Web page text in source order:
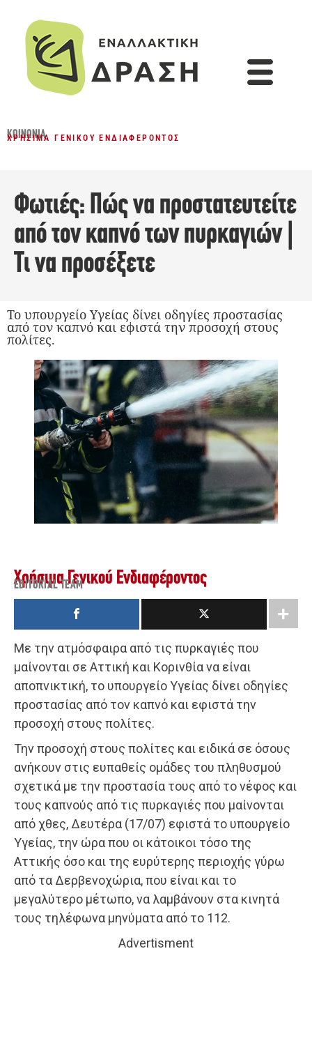
ΚΟΙΝΩΝΊΑ
ΧΡΉΣΙΜΑ ΓΕΝΙΚΟΎ ΕΝΔΙΑΦΈΡΟΝΤΟΣ
Φωτιές: Πώς να προστατευτείτε
από τον καπνό των πυρκαγιών |
Τι να προσέξετε
Το υπουργείο Υγείας δίνει οδηγίες προστασίας
από τον καπνό και εφιστά την προσοχή στους
πολίτες.
Χρήσιμα Γενικού Ενδιαφέροντος
EDITORIAL TEAM
Με την ατμόσφαιρα από τις πυρκαγιές που
μαίνονται σε Αττική και Κορινθία να είναι
αποπνικτική, το υπουργείο Υγείας δίνει οδηγίες
προστασίας από τον καπνό και εφιστά την
προσοχή στους πολίτες.
Την προσοχή στους πολίτες και ειδικά σε όσους
ανήκουν στις ευπαθείς ομάδες του πληθυσμού
σχετικά με την προστασία τους από το νέφος και
τους καπνούς από τις πυρκαγιές που μαίνονται
από χθες, Δευτέρα (17/07) εφιστά το υπουργείο
Υγείας, την ώρα που οι κάτοικοι τόσο της
Αττικής όσο και της ευρύτερης περιοχής γύρω
από τα Δερβενοχώρια, που είναι και το
μεγαλύτερο μέτωπο, να λαμβάνουν στα κινητά
τους τηλέφωνα μηνύματα από το 112.
Advertisment